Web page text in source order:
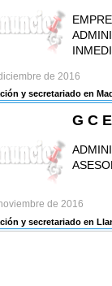
de 2016
y secretariado en
G C
de 2016
y secretariado en